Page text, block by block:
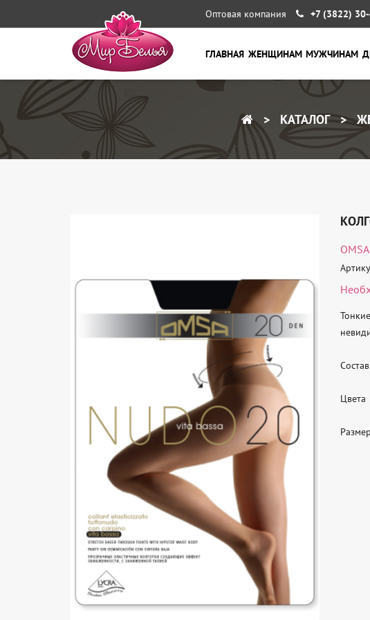
Оптовая компания +7 (3822)
ГЛАВНАЯ ЖЕНЩИНАМ МУЖЧИНАМ
КАТАЛОГ
OMSA
Цвета